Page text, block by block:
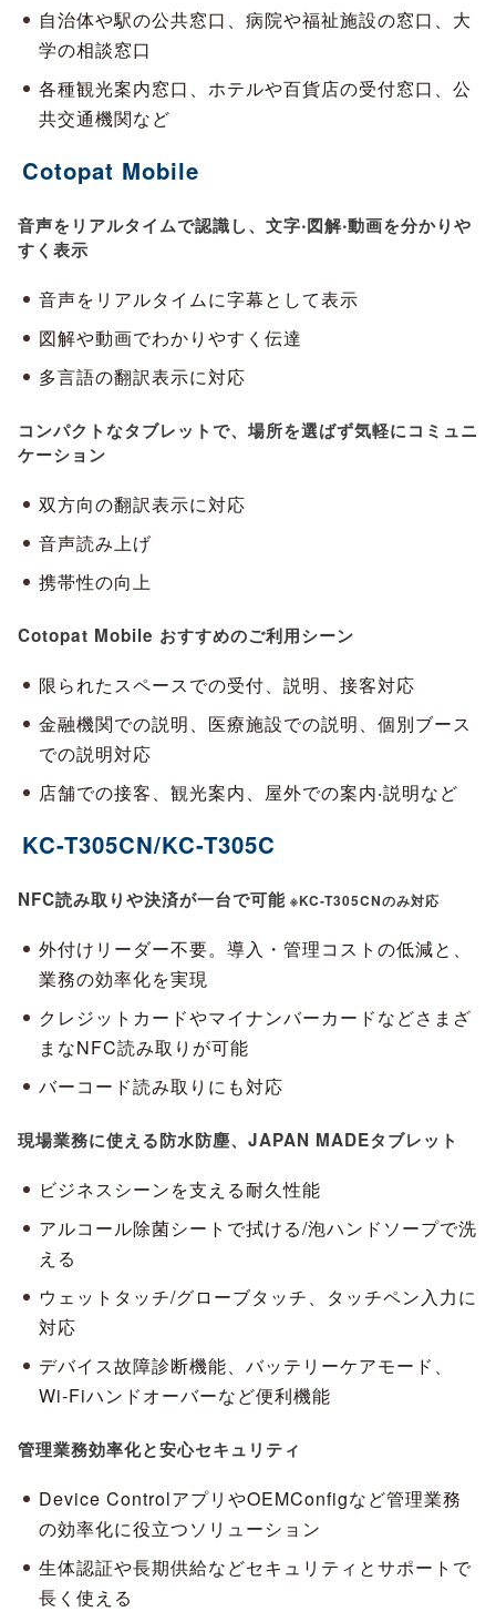
自治体や駅の公共窓口、病院や福祉施設の窓口、大
学の相談窓口
各種観光案内窓口、ホテルや百貨店の受付窓口、公
共交通機関など
Cotopat Mobile
音声をリアルタイムで認識し、文字‧図解‧動画を分かりや
すく表示
音声をリアルタイムに字幕として表示
図解や動画でわかりやすく伝達
多言語の翻訳表示に対応
コンパクトなタブレットで、場所を選ばず気軽にコミュニ
ケーション
双⽅向の翻訳表⽰に対応
⾳声読み上げ
携帯性の向上
Cotopat Mobile おすすめのご利用シーン
限られたスペースでの受付、説明、接客対応
⾦融機関での説明、医療施設での説明、個別ブース
での説明対応
店舗での接客、観光案内、屋外での案内‧説明など
KC-T305CN/KC-T305C
NFC読み取りや決済が一台で可能 ※KC-T305CNのみ対応
外付けリーダー不要。導入・管理コストの低減と、
業務の効率化を実現
クレジットカードやマイナンバーカードなどさまざ
まなNFC読み取りが可能
バーコード読み取りにも対応
現場業務に使える防水防塵、JAPAN MADEタブレット
ビジネスシーンを支える耐久性能
アルコール除菌シートで拭ける/泡ハンドソープで洗
える
ウェットタッチ/グローブタッチ、タッチペン入力に
対応
デバイス故障診断機能、バッテリーケアモード、
Wi-Fiハンドオーバーなど便利機能
管理業務効率化と安心セキュリティ
Device ControlアプリやOEMConfigなど管理業務
の効率化に役立つソリューション
生体認証や長期供給などセキュリティとサポートで
長く使える